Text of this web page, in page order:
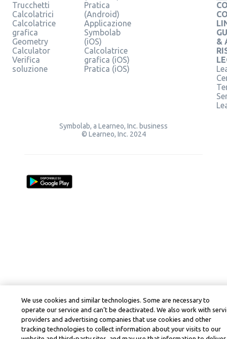
Trucchetti
Calcolatrici
Calcolatrice
grafica
Geometry
Calculator
Verifica
soluzione
Pratica
(Android)
Applicazione
Symbolab
(iOS)
Calcolatrice
grafica (iOS)
Pratica (iOS)
&
Symbolab, a Learneo, Inc. business
© Learneo, Inc. 2024
We use cookies and similar technologies. Some are necessary to
operate our service and can’t be deactivated. We also work with
providers and advertising companies that use cookies and other
tracking technologies to collect information about your visits to our